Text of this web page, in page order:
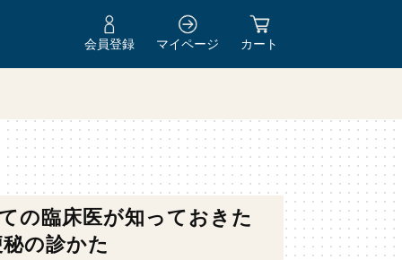
会員登録 マイページ カート
の臨床医が知っておきた
の診かた